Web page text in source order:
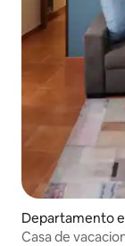
Departamento
Casa de